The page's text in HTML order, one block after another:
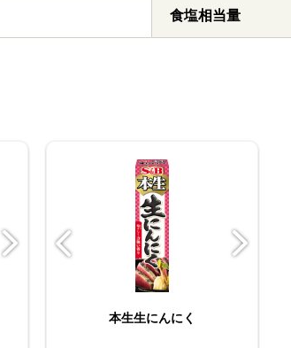
食塩相当量
（苗） コモンタイム
フレッシュハーブ ディ
本生生にんにく